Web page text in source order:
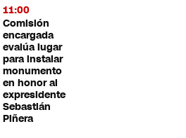
11:00
Comisión
encargada
evalúa lugar
para instalar
monumento
en honor al
expresidente
Sebastián
Piñera